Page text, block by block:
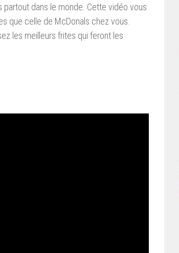
dans le monde. Cette vidéo vous
que celle de McDonals chez vous.
les meilleurs frites qui feront les